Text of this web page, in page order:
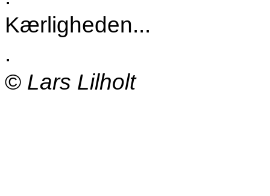
Kærligheden...
.
© Lars Lilholt